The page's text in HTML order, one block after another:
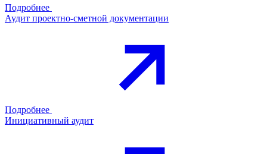
Подробнее
Аудит проектно-сметной документации
Подробнее
Инициативный аудит